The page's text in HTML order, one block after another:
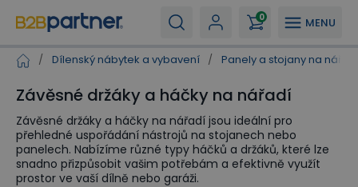
MENU
0
/ Dílenský nábytek a vybavení / Panely a stojany na
Závěsné držáky a háčky na nářadí
Závěsné držáky a háčky na nářadí jsou ideální pro
přehledné uspořádání nástrojů na stojanech nebo
panelech. Nabízíme různé typy háčků a držáků, které lze
snadno přizpůsobit vašim potřebám a efektivně využít
prostor ve vaší dílně nebo garáži.